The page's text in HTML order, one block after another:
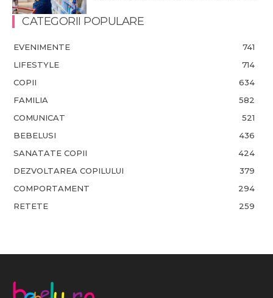
CATEGORII POPULARE
EVENIMENTE
741
LIFESTYLE
714
COPII
634
FAMILIA
582
COMUNICAT
521
BEBELUSI
436
SANATATE COPII
424
DEZVOLTAREA COPILULUI
379
COMPORTAMENT
294
RETETE
259